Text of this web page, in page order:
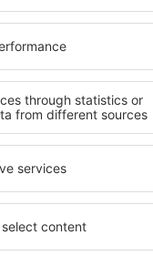
(LEC)
(GGH)